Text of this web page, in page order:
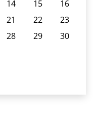
14 15
16
21 22
23
28 29
30